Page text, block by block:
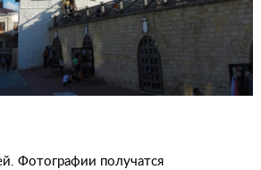
Фотографии получатся